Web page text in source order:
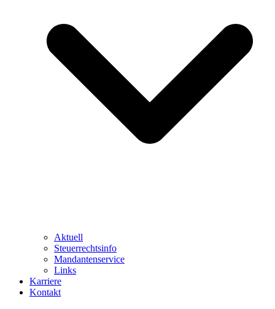
Aktuell
Steuerrechtsinfo
Mandantenservice
Links
Karriere
Kontakt